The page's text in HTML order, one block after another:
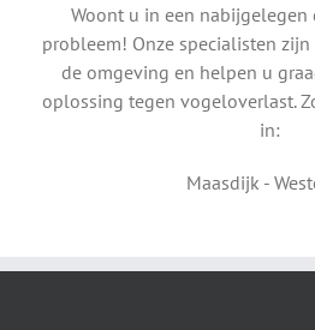
Woont u in een nabijgelegen
probleem! Onze specialisten
de omgeving en helpen u
oplossing tegen vogeloverlast.
in:
Maasdijk -